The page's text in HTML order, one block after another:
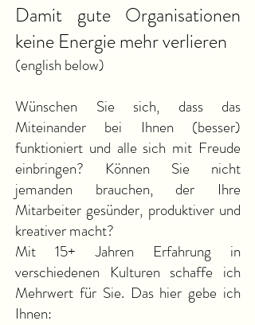
Damit gute Organisationen
keine Energie mehr verlieren
(english below)
Wünschen Sie sich, dass das
Miteinander bei Ihnen (besser)
funktioniert und alle sich mit Freude
einbringen? Können Sie nicht
jemanden brauchen, der Ihre
Mitarbeiter gesünder, produktiver und
kreativer macht?​
Mit 15+ Jahren Erfahrung in
verschiedenen Kulturen schaffe ich
Mehrwert für Sie. Das hier gebe ich
Ihnen:​